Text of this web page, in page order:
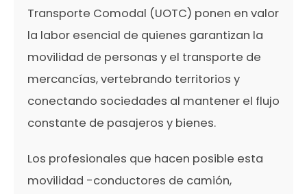
Transporte Comodal (UOTC) ponen en valor
la labor esencial de quienes garantizan la
movilidad de personas y el transporte de
mercancías, vertebrando territorios y
conectando sociedades al mantener el flujo
constante de pasajeros y bienes.
Los profesionales que hacen posible esta
movilidad -conductores de camión,